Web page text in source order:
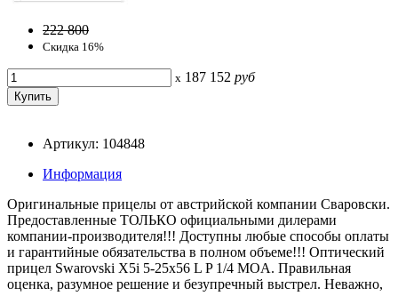
222 800
Скидка 16%
x 187 152 руб
Артикул: 104848
Информация
Оригинальные прицелы от австрийской компании Сваровски.
Предоставленные ТОЛЬКО официальными дилерами
компании-производителя!!! Доступны любые способы оплаты
и гарантийные обязательства в полном объеме!!! Оптический
прицел Swarovski X5i 5-25x56 L P 1/4 MOA. Правильная
оценка, разумное решение и безупречный выстрел. Неважно,